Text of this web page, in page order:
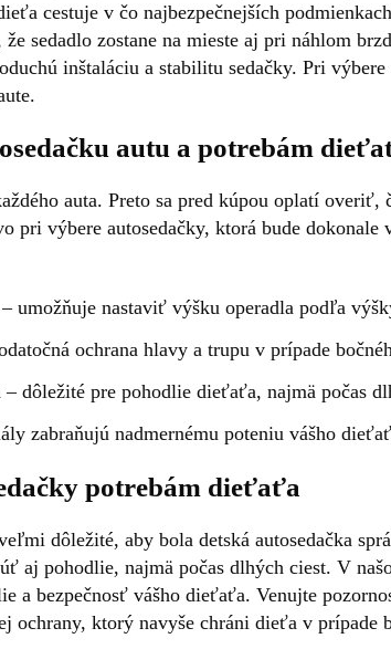
cestuje v čo najbezpečnejších
sedadlo zostane na mieste aj pri náhlom
inštaláciu a stabilitu sedačky. Pri
autu a potrebám
auta. Preto sa pred kúpou oplatí
pri výbere autosedačky, ktorá bude
umožňuje nastaviť výšku operadla podľa
ochrana hlavy a trupu v prípade
– dôležité pre pohodlie dieťaťa, najmä počas
zabraňujú nadmernému poteniu vášho
potrebám dieťaťa
dôležité, aby bola detská autosedačka
aj pohodlie, najmä počas dlhých ciest. V
a bezpečnosť vášho dieťaťa. Venujte
ochrany, ktorý navyše chráni dieťa v prípade